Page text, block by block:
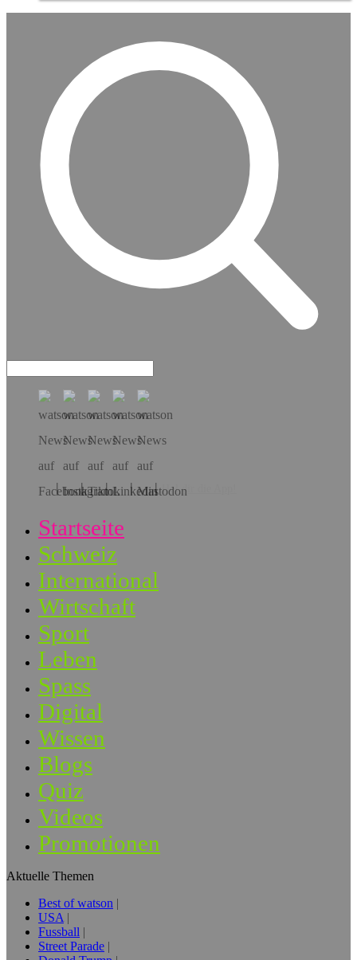
Hol dir die App!
Startseite
Schweiz
International
Wirtschaft
Sport
Leben
Spass
Digital
Wissen
Blogs
Quiz
Videos
Promotionen
Aktuelle Themen
Best of watson
USA
Fussball
Street Parade